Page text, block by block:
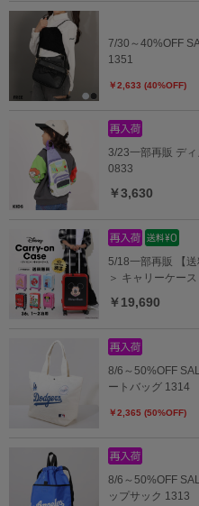
7/30～40%OFF
1351
￥2,633 (40%OFF)
3/23一部再販 デ
0833
￥3,630
5/18一部再販 【
＞ キャリーケー
￥19,690
8/6～50%OFF
ートバッグ 1314
￥2,365 (50%OFF)
8/6～50%OFF
ップサック 1313